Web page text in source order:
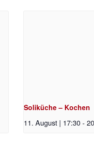
Soliküche – Kochen
11. August | 17:30-